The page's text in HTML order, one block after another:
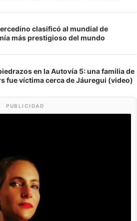
clasificó al mundial de
más prestigioso del mundo
en la Autovía 5: una familia de
fue víctima cerca de Jáuregui (video)
PUBLICIDAD